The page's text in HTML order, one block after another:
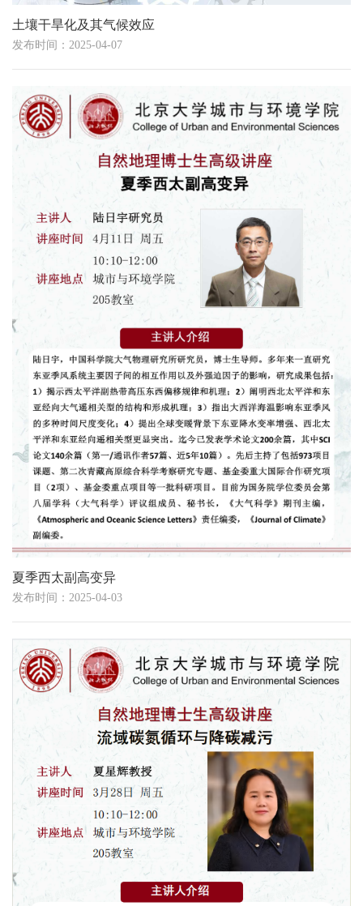
土壤干旱化及其气候效应
发布时间：2025-04-07
夏季西太副高变异
发布时间：2025-04-03